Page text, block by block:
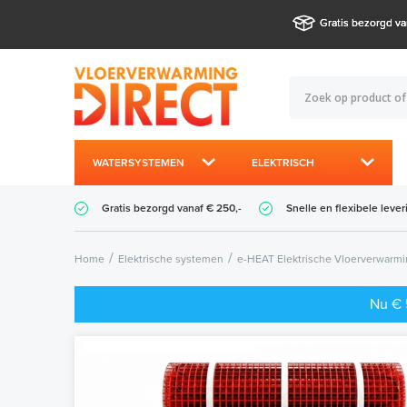
Gratis bezorgd
WATERSYSTEMEN ELEKTRISCH
Gratis bezorgd vanaf € 250,- Snelle en flexibele
Home Elektrische systemen e-HEAT Elektrische
Nu €